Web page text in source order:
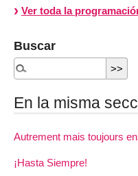
Ver toda la
Buscar
En la misma
Autrement mais toujours
¡Hasta Siempre!